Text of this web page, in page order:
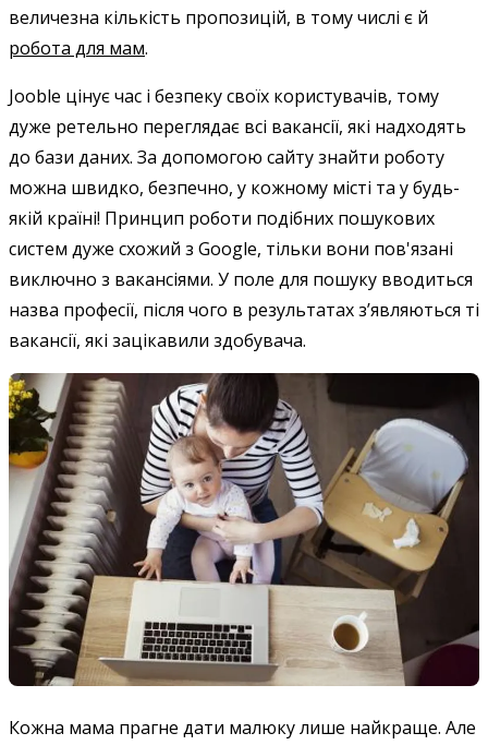
величезна кількість пропозицій, в тому числі є й
робота для мам.
Jooble цінує час і безпеку своїх користувачів, тому
дуже ретельно переглядає всі вакансії, які надходять
до бази даних. За допомогою сайту знайти роботу
можна швидко, безпечно, у кожному місті та у будь-
якій країні! Принцип роботи подібних пошукових
систем дуже схожий з Google, тільки вони пов'язані
виключно з вакансіями. У поле для пошуку вводиться
назва професії, після чого в результатах з’являються ті
вакансії, які зацікавили здобувача.
Кожна мама прагне дати малюку лише найкраще. Але